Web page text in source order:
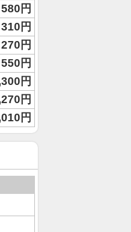
580円
310円
270円
550円
円
円
円